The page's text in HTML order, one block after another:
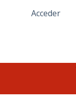
Acceder